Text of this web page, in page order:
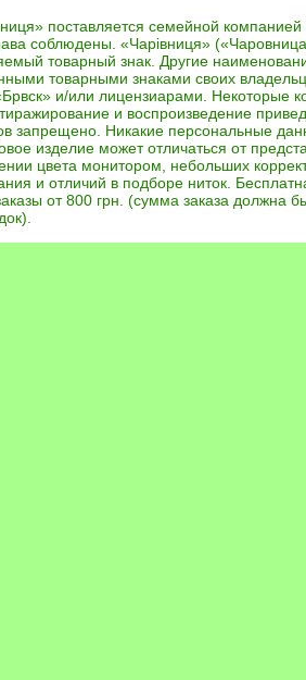
поставляется семейной компанией
соблюдены. «Чарівниця»
товарный знак. Другие
товарными знаками своих
и/или лицензиарами. Некоторые
и воспроизведение
запрещено. Никакие персональные
изделие может отличаться от
цвета монитором, небольших
и отличий в подборе ниток.
от 800 грн. (сумма заказа должна